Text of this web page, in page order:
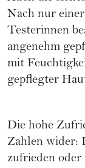
Nach nur
Testerinnen
angenehm
mit
gepflegter
Die hohe
Zahlen wider:
zufrieden oder